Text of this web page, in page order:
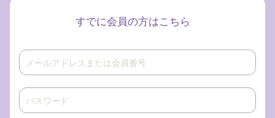
すでに会員の方はこちら